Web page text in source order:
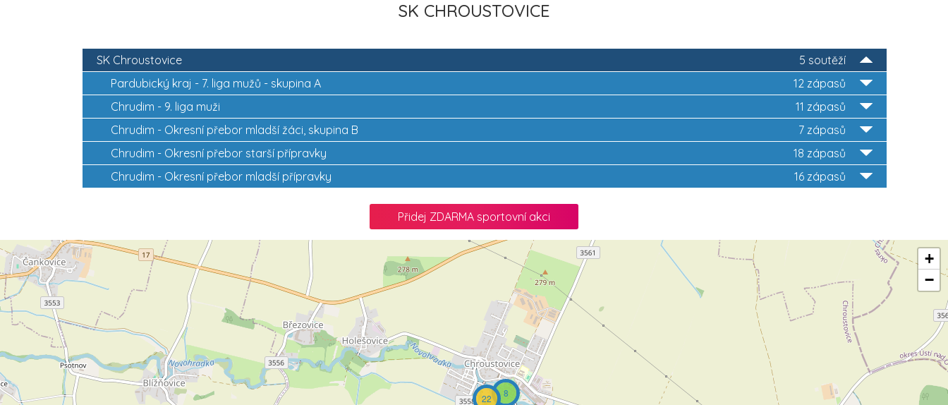
SK CHROUSTOVICE
5 soutěží
SK Chroustovice
12 zápasů
Pardubický kraj - 7. liga mužů - skupina A
11 zápasů
Chrudim - 9. liga muži
7 zápasů
Chrudim - Okresní přebor mladší žáci, skupina B
18 zápasů
Chrudim - Okresní přebor starší přípravky
16 zápasů
Chrudim - Okresní přebor mladší přípravky
Přidej ZDARMA sportovní akci
8
22
+
−